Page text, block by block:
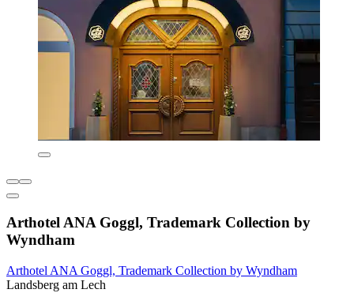
Arthotel ANA Goggl, Trademark Collection by
Wyndham
Arthotel ANA Goggl, Trademark Collection by Wyndham
Landsberg am Lech